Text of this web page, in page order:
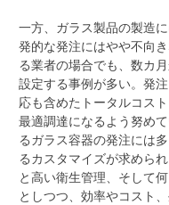
一方、ガラス製品の製造
発的な発注にはやや不向
る業者の場合でも、数カ
設定する事例が多い。発
応も含めたトータルコス
最適調達になるよう努め
るガラス容器の発注には
るカスタマイズが求めら
と高い衛生管理、そして
としつつ、効率やコスト